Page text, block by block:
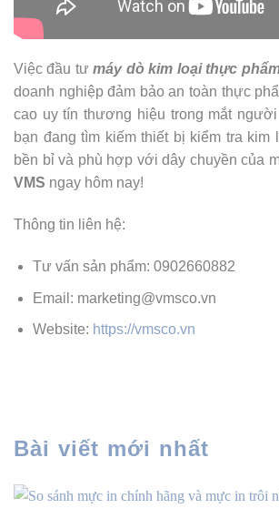
Việc đầu tưmáy dò kim loại thực
doanh nghiệp đảm bảo an toàn thực
cao uy tín thương hiệu trong mắt
bạn đang tìm kiếm thiết bị kiểm tra kim
bền bỉ và phù hợp với dây chuyền của
VMS ngay hôm nay!
Thông tin liên hệ:
Tư vấn sản phẩm: 0902660882
Email: marketing@vmsco.vn
Website: https://vmsco.vn
Bài viết mới nhất